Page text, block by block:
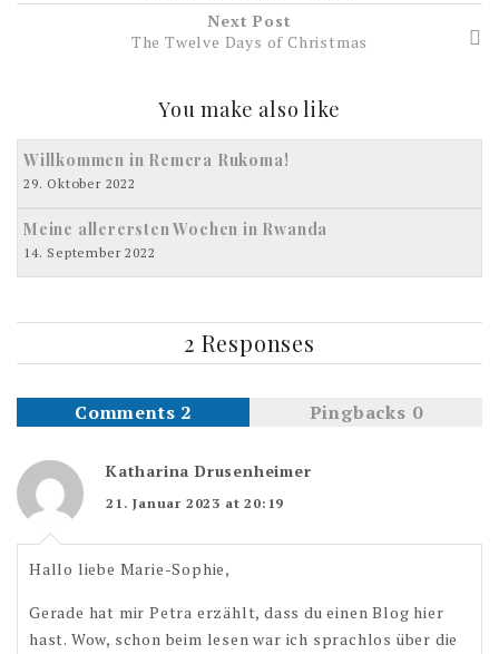
Next Post
The Twelve Days of Christmas
You make also like
Willkommen in Remera Rukoma!
29. Oktober 2022
Meine allerersten Wochen in Rwanda
14. September 2022
2 Responses
Comments 2 Pingbacks 0
Katharina Drusenheimer
21. Januar 2023 at 20:19
Hallo liebe Marie-Sophie,
Gerade hat mir Petra erzählt, dass du einen Blog hier
hast. Wow, schon beim lesen war ich sprachlos über die